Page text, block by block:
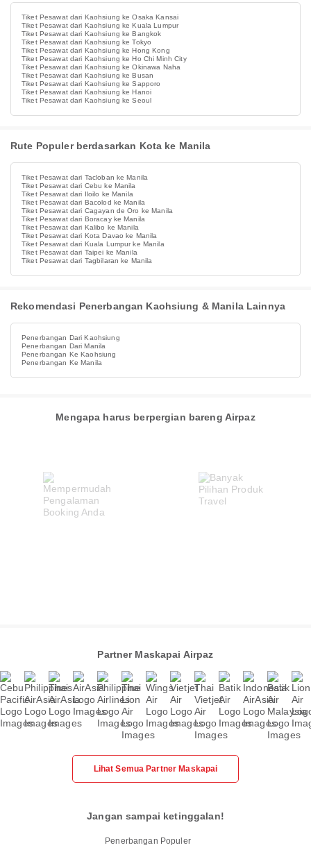
Tiket Pesawat dari Kaohsiung ke Osaka Kansai
Tiket Pesawat dari Kaohsiung ke Kuala Lumpur
Tiket Pesawat dari Kaohsiung ke Bangkok
Tiket Pesawat dari Kaohsiung ke Tokyo
Tiket Pesawat dari Kaohsiung ke Hong Kong
Tiket Pesawat dari Kaohsiung ke Ho Chi Minh City
Tiket Pesawat dari Kaohsiung ke Okinawa Naha
Tiket Pesawat dari Kaohsiung ke Busan
Tiket Pesawat dari Kaohsiung ke Sapporo
Tiket Pesawat dari Kaohsiung ke Hanoi
Tiket Pesawat dari Kaohsiung ke Seoul
Rute Populer berdasarkan Kota ke Manila
Tiket Pesawat dari Tacloban ke Manila
Tiket Pesawat dari Cebu ke Manila
Tiket Pesawat dari Iloilo ke Manila
Tiket Pesawat dari Bacolod ke Manila
Tiket Pesawat dari Cagayan de Oro ke Manila
Tiket Pesawat dari Boracay ke Manila
Tiket Pesawat dari Kalibo ke Manila
Tiket Pesawat dari Kota Davao ke Manila
Tiket Pesawat dari Kuala Lumpur ke Manila
Tiket Pesawat dari Taipei ke Manila
Tiket Pesawat dari Tagbilaran ke Manila
Rekomendasi Penerbangan Kaohsiung & Manila Lainnya
Penerbangan Dari Kaohsiung
Penerbangan Dari Manila
Penerbangan Ke Kaohsiung
Penerbangan Ke Manila
Mengapa harus berpergian bareng Airpaz
Partner Maskapai Airpaz
Lihat Semua Partner Maskapai
Jangan sampai ketinggalan!
Penerbangan Populer